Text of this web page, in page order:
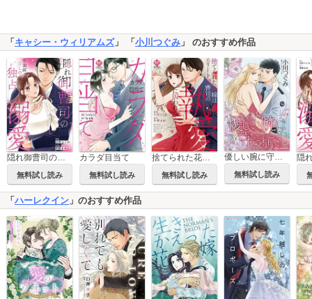
「 キャシー・ウィリアムズ」 「 小川つぐみ 」 のおすすめ作品
無料試し読み
カラダ目当て
無料試し読み 無料試し読み
優しい腕に守られて
無料試し読み
「ハーレクイン 」のおすすめ作品